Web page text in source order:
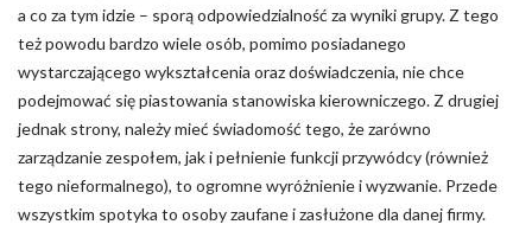
a co za tym idzie – sporą odpowiedzialność za wyniki grupy. Z tego
też powodu bardzo wiele osób, pomimo posiadanego
wystarczającego wykształcenia oraz doświadczenia, nie chce
podejmować się piastowania stanowiska kierowniczego. Z drugiej
jednak strony, należy mieć świadomość tego, że zarówno
zarządzanie zespołem, jak i pełnienie funkcji przywódcy (również
tego nieformalnego), to ogromne wyróżnienie i wyzwanie. Przede
wszystkim spotyka to osoby zaufane i zasłużone dla danej firmy.
poszczególnych użytkowników i tym samym bardziej cenne dla
wydawców i reklamodawców strony trzeciej.
Nieklasyfikowane
Nieklasyfikowane pliki cookie, to pliki, które są w procesie
klasyfikowania, wraz z dostawcami poszczególnych ciasteczek.